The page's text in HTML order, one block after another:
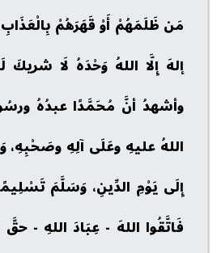
مَن ظَلَمَهُمْ أَوْ قَهَرَهُمْ بِالْعَذَابِ
إلهَ إِلَّا اللهُ وَحْدَهُ لَا شريكَ
وأشهدُ أنَّ مُحَمَّدًا عبدُهُ
اللهُ عليهِ وعَلَى آلِهِ
إِلَى يَوْمِ الدِّينِ، وَسَلَّمَ
فَاتَّقُوا اللهَ - عِبَادَ اللهِ -